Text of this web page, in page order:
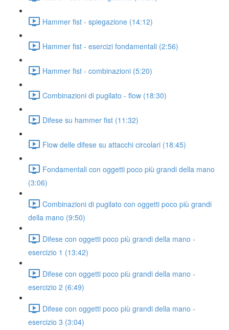
Hammer fist - spiegazione (14:12)
Hammer fist - esercizi fondamentali (2:56)
Hammer fist - combinazioni (5:20)
Combinazioni di pugilato - flow (18:30)
Difese su hammer fist (11:32)
Flow delle difese su attacchi circolari (18:45)
Fondamentali con oggetti poco più grandi della mano
(3:06)
Combinazioni di pugilato con oggetti poco più grandi
della mano (9:50)
Difese con oggetti poco più grandi della mano -
esercizio 1 (13:42)
Difese con oggetti poco più grandi della mano -
esercizio 2 (6:49)
Difese con oggetti poco più grandi della mano -
esercizio 3 (3:04)